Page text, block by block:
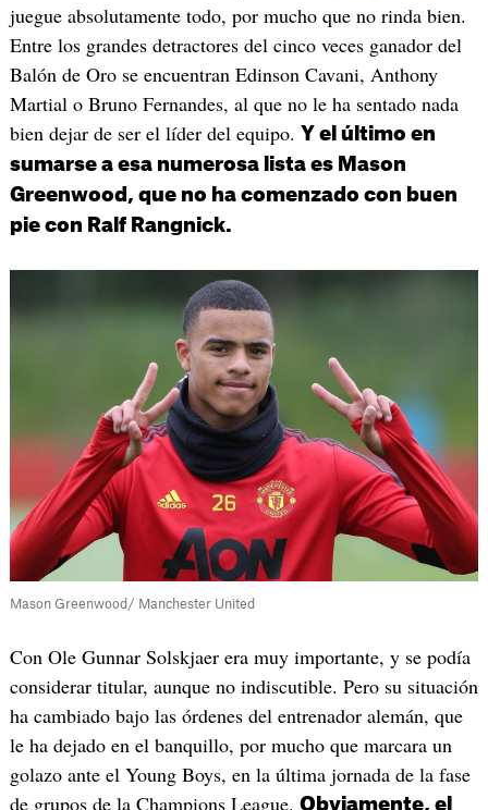
juegue absolutamente todo, por mucho que no rinda bien.
Entre los grandes detractores del cinco veces ganador del
Balón de Oro se encuentran Edinson Cavani, Anthony
Martial o Bruno Fernandes, al que no le ha sentado nada
bien dejar de ser el líder del equipo. Y el último en
sumarse a esa numerosa lista es Mason
Greenwood, que no ha comenzado con buen
pie con Ralf Rangnick.
Mason Greenwood/ Manchester United
Con Ole Gunnar Solskjaer era muy importante, y se podía
considerar titular, aunque no indiscutible. Pero su situación
ha cambiado bajo las órdenes del entrenador alemán, que
le ha dejado en el banquillo, por mucho que marcara un
golazo ante el Young Boys, en la última jornada de la fase
de grupos de la Champions League. Obviamente, el